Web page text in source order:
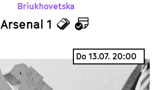
Briukhovetska
Arsenal 1
T
K
a
l
Do 13.07. 20:00